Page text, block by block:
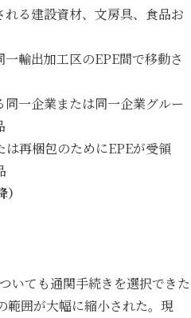
る建設資材、文房具、食品お
輸出加工区のEPE間で移動さ
一企業または同一企業グルー
再梱包のためにEPEが受領
いても通関手続きを選択できた
範囲が大幅に縮小された。現